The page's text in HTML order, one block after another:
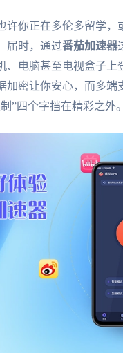
许你正在多伦多留学
届时，通过番茄加速器
、电脑甚至电视盒子
加密让你安心，而多
”四个字挡在精彩之外。